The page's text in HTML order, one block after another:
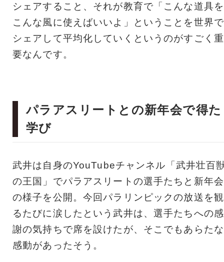
シェアすること、それが教育で「こんな道具を
こんな風に使えばいいよ」ということを世界で
シェアして平均化していくというのがすごく重
要なんです。
パラアスリートとの新年会で得た
学び
武井は自身のYouTubeチャンネル「武井壮百
の王国」でパラアスリートの選手たちと新年会
の様子を公開。今回パラリンピックの放送を観
るたびに涙したという武井は、選手たちへの感
謝の気持ちで席を設けたが、そこでもあらたな
感動があったそう。